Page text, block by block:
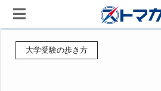
大学受験の歩き方